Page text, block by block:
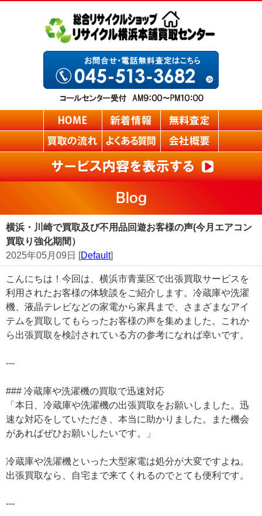
Blog
横浜・川崎で買取及び不用品回遊お客様の声(今月エアコン
買取り強化期間）
2025年05月09日 [Default]
こんにちは！今回は、横浜市青葉区で出張買取サービスを
利用されたお客様の体験談をご紹介します。冷蔵庫や洗濯
機、液晶テレビなどの家電から家具まで、さまざまなアイ
テムを買取してもらったお客様の声を集めました。これか
ら出張買取を検討されている方の参考になれば幸いです。
---
### 冷蔵庫や洗濯機の買取で迅速対応
「本日、冷蔵庫や洗濯機の出張買取をお願いしました。迅
速な対応をしていただき、本当に助かりました。また機会
があればぜひお願いしたいです。」
冷蔵庫や洗濯機といった大型家電は処分が大変ですよね。
出張買取なら、自宅まで来てくれるのでとても便利です。
---